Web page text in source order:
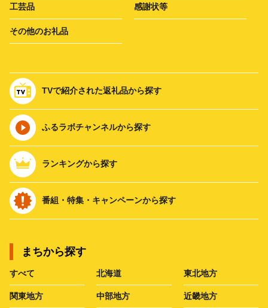
工芸品 感謝状等
その他のお礼品
TVで紹介された返礼品から探す
ふるラボチャンネルから探す
ランキングから探す
番組・特集・キャンペーンから探す
まちから探す
すべて 北海道 東北地方
関東地方 中部地方 近畿地方